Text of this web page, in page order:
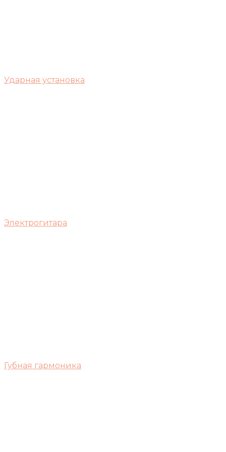
Ударная установка
Электрогитара
Губная гармоника